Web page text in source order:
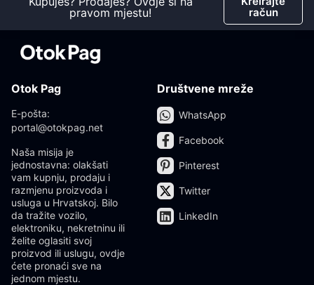
pravom mjestu!
račun
Otok Pag
E-pošta:
portal@otokpag.net
Naša misija je
jednostavna: olakšati
vam kupnju, prodaju i
razmjenu proizvoda i
usluga u Hrvatskoj. Bilo
da tražite vozilo,
elektroniku, nekretninu ili
želite oglasiti svoj
proizvod ili uslugu, ovdje
ćete pronaći sve na
jednom mjestu.
Društvene mreže
WhatsApp
Facebook
Pinterest
Twitter
LinkedIn